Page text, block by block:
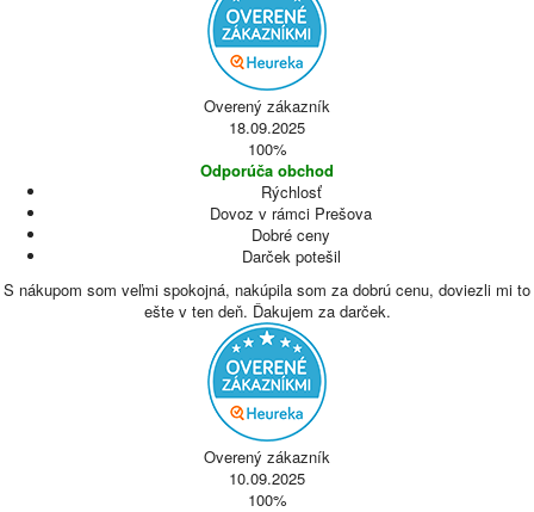
Overený zákazník
18.09.2025
100%
Odporúča obchod
Rýchlosť
Dovoz v rámci Prešova
Dobré ceny
Darček potešil
S nákupom som veľmi spokojná, nakúpila som za dobrú cenu, doviezli mi to
ešte v ten deň. Ďakujem za darček.
Overený zákazník
10.09.2025
100%